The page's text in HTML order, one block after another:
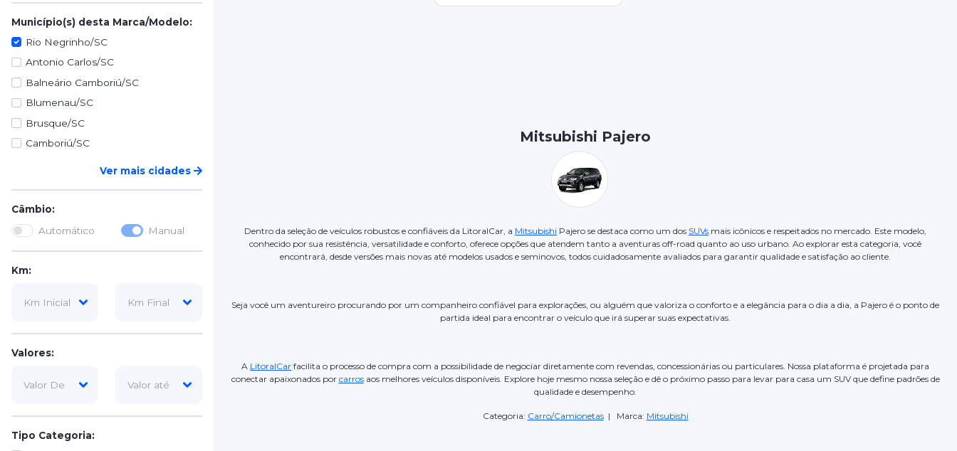
Município(s) desta Marca/Modelo:
Rio Negrinho/SC
Antonio Carlos/SC
Balneário Camboriú/SC
Blumenau/SC
Brusque/SC
Camboriú/SC
Ver mais cidades
Câmbio:
Automático
Manual
Km:
Valores:
Tipo Categoria:
Mitsubishi Pajero
Dentro da seleção de veículos robustos e confiáveis da LitoralCar, a Mitsubishi Pajero se destaca como um dos SUVs mais icônicos e respeitados no mercado. Este modelo,
conhecido por sua resistência, versatilidade e conforto, oferece opções que atendem tanto a aventuras off-road quanto ao uso urbano. Ao explorar esta categoria, você
encontrará, desde versões mais novas até modelos usados e seminovos, todos cuidadosamente avaliados para garantir qualidade e satisfação ao cliente.
Seja você um aventureiro procurando por um companheiro confiável para explorações, ou alguém que valoriza o conforto e a elegância para o dia a dia, a Pajero é o ponto de
partida ideal para encontrar o veículo que irá superar suas expectativas.
A LitoralCar facilita o processo de compra com a possibilidade de negociar diretamente com revendas, concessionárias ou particulares. Nossa plataforma é projetada para
conectar apaixonados por carrosaos melhores veículos disponíveis. Explore hoje mesmo nossa seleção e dê o próximo passo para levar para casa um SUV que define padrões de
qualidade e desempenho.
Categoria: Carro/Camionetas| Marca: Mitsubishi